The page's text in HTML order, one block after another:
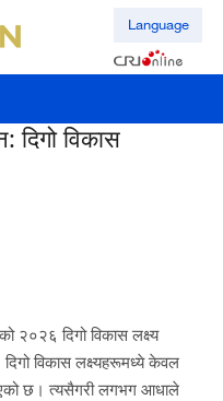
Language
दिगो विकास
२०२६ दिगो विकास लक्ष्य
विकास लक्ष्यहरूमध्ये केवल
छ। त्यसैगरी लगभग आधाले